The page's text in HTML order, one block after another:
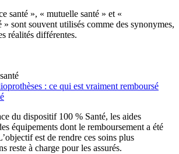
santé », « mutuelle santé » et «
» sont souvent utilisés comme des synonymes,
réalités différentes.
: ce qui est vraiment remboursé
du dispositif 100 % Santé, les aides
équipements dont le remboursement a été
est de rendre ces soins plus
reste à charge pour les assurés.